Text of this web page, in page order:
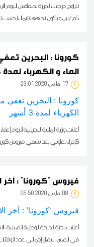
كم/س و يكون اتجاهها شماليا حسب
كورونا : البحرين
الماء و الكهرباء لمدة 3 أشهر
17 23:01 2020 مارس
كإجراء تعاوني بعد تشفي فيروس
فيروس 'كورونا' : آخر
08 06:50 2020 مارس
في الصين، ليصل إجمالي عدد الوفيّات